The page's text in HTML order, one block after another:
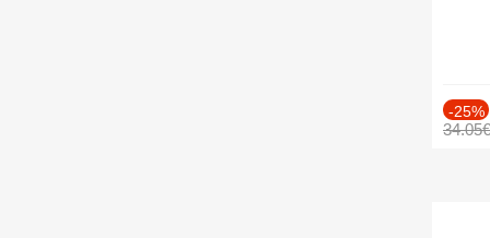
-25%
34.05€